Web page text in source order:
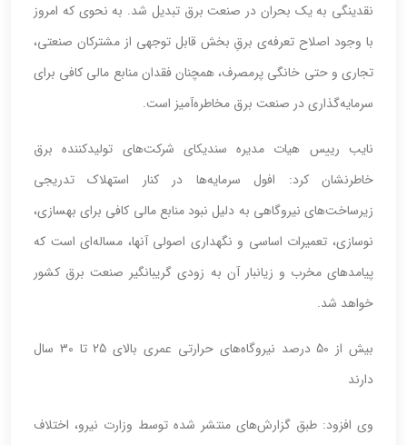
نقدینگی به یک بحران در صنعت برق تبدیل شد. به نحوی که امروز
با وجود اصلاح تعرفه‌ی برقِ بخش قابل توجهی از مشترکان صنعتی،
تجاری و حتی خانگی پرمصرف، همچنان فقدان منابع مالی کافی برای
سرمایه‌گذاری در صنعت برق مخاطره‌آمیز است.
نایب رییس هیات مدیره سندیکای شرکت‌های تولیدکننده برق
خاطرنشان کرد: افول سرمایه‌ها در کنار استهلاک تدریجی
زیرساخت‌های نیروگاهی به دلیل نبود منابع مالی کافی برای بهسازی،
نوسازی، تعمیرات اساسی و نگهداری اصولی آنها، مساله‌ای است که
پیامدهای مخرب و زیانبار آن به زودی گریبانگیر صنعت برق کشور
خواهد شد.
بیش از 50 درصد نیروگاه‌های حرارتی عمری بالای 25 تا 30 سال
دارند
وی افزود: طبق گزارش‌های منتشر شده توسط وزارت نیرو، اختلاف